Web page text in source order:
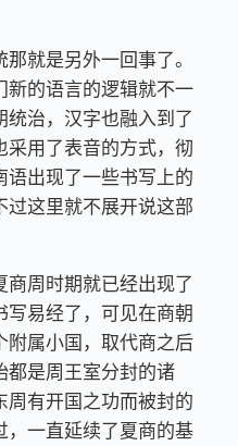
就是另外一回事了。
新的语言的逻辑就不一
治，汉字也融入到了
用了表音的方式，彻
出现了一些书写上的
这里就不展开说这部
周时期就已经出现了
易经了，可见在商朝
附属小国，取代商之后
都是周王室分封的诸
有开国之功而被封的
，一直延续了夏商的基